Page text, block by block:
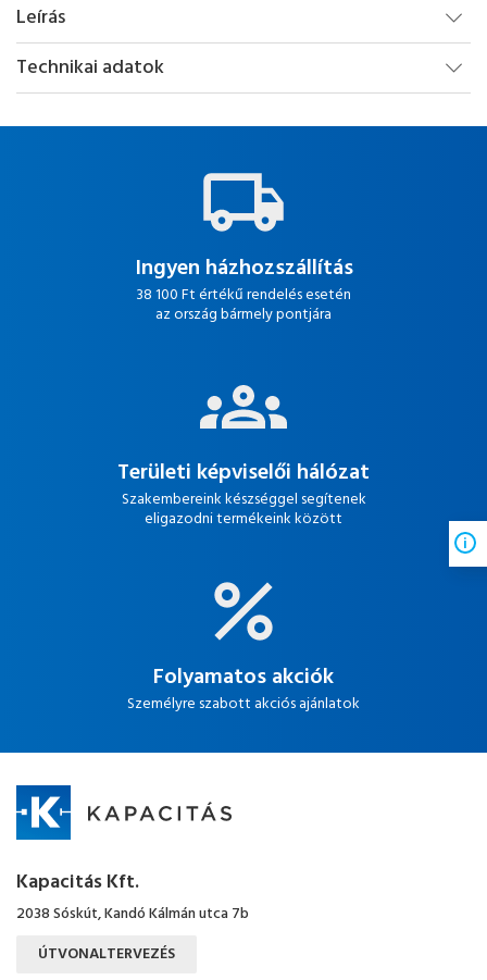
Leírás
Technikai adatok
Ingyen házhozszállítás
38 100 Ft értékű rendelés esetén
az ország bármely pontjára
Területi képviselői hálózat
Szakembereink készséggel segítenek
eligazodni termékeink között
Folyamatos akciók
Személyre szabott akciós ajánlatok
Kapacitás Kft.
2038 Sóskút, Kandó Kálmán utca 7b
ÚTVONALTERVEZÉS